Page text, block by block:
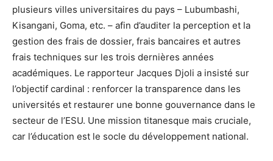
plusieurs villes universitaires du pays – Lubumbashi,
Kisangani, Goma, etc. – afin d’auditer la perception et la
gestion des frais de dossier, frais bancaires et autres
frais techniques sur les trois dernières années
académiques. Le rapporteur Jacques Djoli a insisté sur
l’objectif cardinal : renforcer la transparence dans les
universités et restaurer une bonne gouvernance dans le
secteur de l’ESU. Une mission titanesque mais cruciale,
car l’éducation est le socle du développement national.